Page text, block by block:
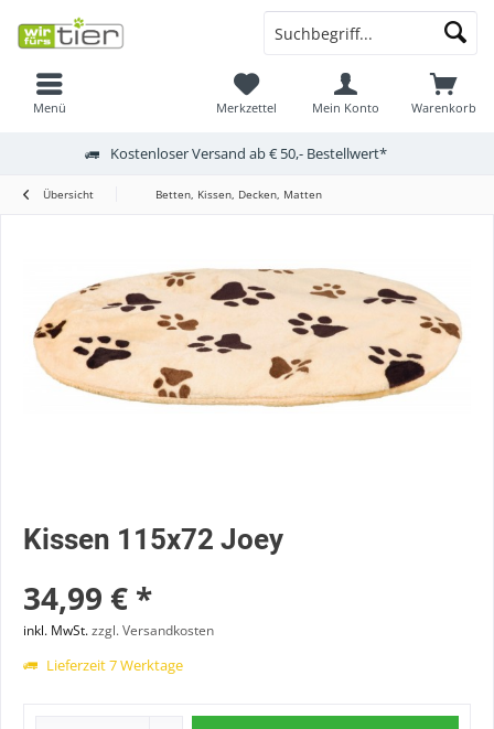
Menü Warenkorb
Merkzettel Mein Konto
Kostenloser Versand ab € 50,- Bestellwert*
Übersicht Betten, Kissen, Decken, Matten
Kissen 115x72 Joey
34,99 € *
inkl. MwSt.zzgl. Versandkosten
Lieferzeit 7 Werktage